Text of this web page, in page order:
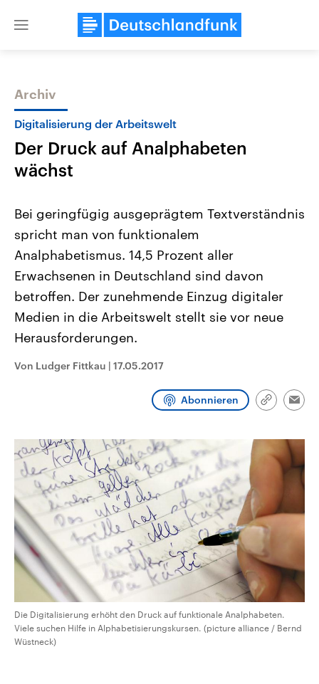
Close
Themen
Landtagswahl Sachsen-Anhalt
2026
Alle Informationen
Sachsen-Anhalt wählt am 6.
September 2026 einen neuen
Landtag. Seit 2021 wird das
Bundesland von einer Koalition aus
Umfragen, Prognosen,
und Hintergründe zu den Parteien
und Kandidaten der anstehenden
Aktuelle Beiträge,
Hintergründe
Wirtschaftlich und
gehören die Vereinigten
den mächtigsten Ländern
mit großem Einfluss auf
Sendungen Programm
Archiv
Digitalisierung der Arbeitswelt
Der Druck auf Analphabeten
wächst
Bei geringfügig ausgeprägtem Textverständnis
spricht man von funktionalem
Analphabetismus. 14,5 Prozent aller
Erwachsenen in Deutschland sind davon
betroffen. Der zunehmende Einzug digitaler
Medien in die Arbeitswelt stellt sie vor neue
Herausforderungen.
Von Ludger Fittkau | 17.05.2017
Abonnieren
Link
Die Digitalisierung erhöht den Druck auf funktionale Analphabeten.
Viele suchen Hilfe in Alphabetisierungskursen. (picture alliance / Bernd
Wüstneck)